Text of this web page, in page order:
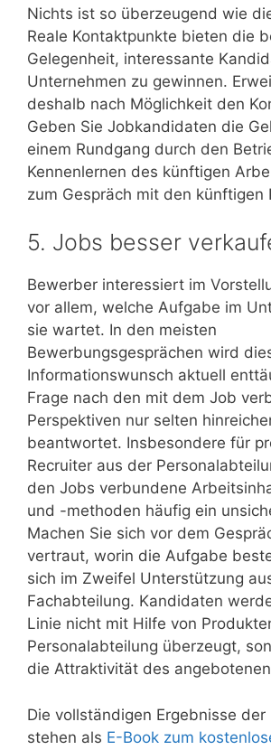
Nichts ist so überzeugend wie
Reale Kontaktpunkte bieten die
Gelegenheit, interessante
Unternehmen zu gewinnen.
deshalb nach Möglichkeit den
Geben Sie Jobkandidaten die
einem Rundgang durch den
Kennenlernen des künftigen
zum Gespräch mit den künftigen
5. Jobs besser
Bewerber interessiert im
vor allem, welche Aufgabe im
sie wartet. In den meisten
Bewerbungsgesprächen wird
Informationswunsch aktuell
Frage nach den mit dem Job
Perspektiven nur selten
beantwortet. Insbesondere für
Recruiter aus der
den Jobs verbundene
und -methoden häufig ein
Machen Sie sich vor dem
vertraut, worin die Aufgabe
sich im Zweifel Unterstützung
Fachabteilung. Kandidaten
Linie nicht mit Hilfe von
Personalabteilung überzeugt,
die Attraktivität des
Die vollständigen Ergebnisse der
stehen als E-Book zum